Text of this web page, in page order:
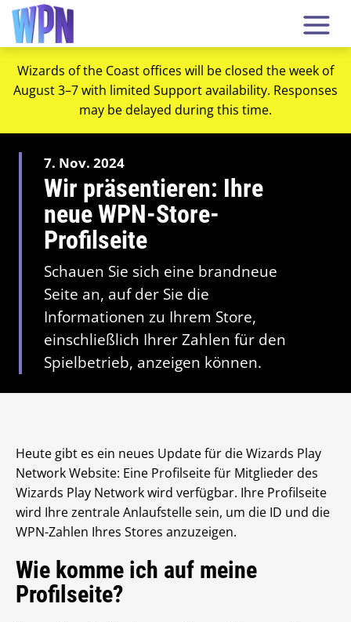
Wizards of the Coast offices will be closed the week of
August 3–7 with limited Support availability. Responses
may be delayed during this time.
7. Nov. 2024
Wir präsentieren: Ihre
neue WPN-Store-
Profilseite
Schauen Sie sich eine brandneue
Seite an, auf der Sie die
Informationen zu Ihrem Store,
einschließlich Ihrer Zahlen für den
Spielbetrieb, anzeigen können.
Heute gibt es ein neues Update für die Wizards Play
Network Website: Eine Profilseite für Mitglieder des
Wizards Play Network wird verfügbar. Ihre Profilseite
wird Ihre zentrale Anlaufstelle sein, um die ID und die
WPN-Zahlen Ihres Stores anzuzeigen.
Wie komme ich auf meine
Profilseite?